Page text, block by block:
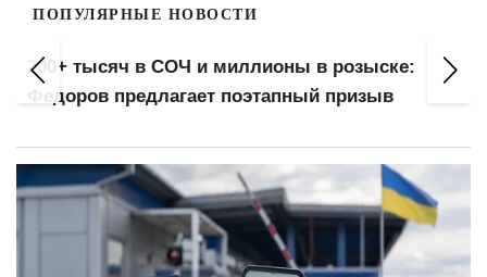
ПОПУЛЯРНЫЕ НОВОСТИ
200+ тысяч в СОЧ и миллионы в розыске:
Федоров предлагает поэтапный призыв